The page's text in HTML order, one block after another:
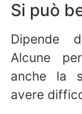
Si può
Dipende
Alcune
anche la
avere